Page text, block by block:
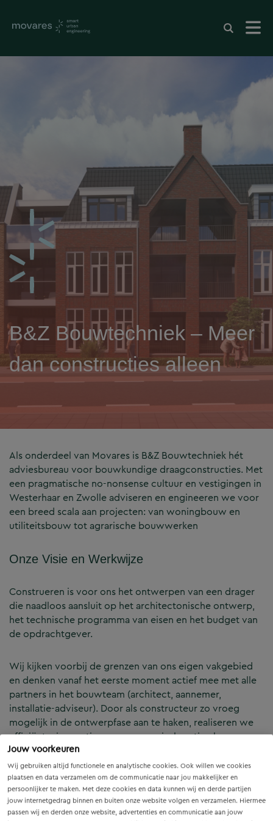
Jouw voorkeuren
Wij gebruiken altijd functionele en analytische cookies. Ook willen we cookies
plaatsen en data verzamelen om de communicatie naar jou makkelijker en
persoonlijker te maken. Met deze cookies en data kunnen wij en derde partijen
jouw internetgedrag binnen en buiten onze website volgen en verzamelen. Hiermee
passen wij en derden onze website, advertenties en communicatie aan jouw
B&Z Bouwtechniek – Meer
dan constructies alleen
Als onderdeel van Movares is B&Z Bouwtechniek hét
adviesbureau voor bouwkundige draagconstructies. Met
een pragmatische no-nonsense cultuur en vestigingen in
Westerhaar en Zwolle adviseren en engineeren we voor
een breed scala aan projecten: van woningbouw en
utiliteitsbouw tot agrarische bouwwerken
Onze Visie en Werkwijze
Construeren is voor ons het ontwerpen van een drager
die naadloos aansluit op het architectonische ontwerp,
het technische programma van eisen en het budget van
de opdrachtgever.
Wij kijken voorbij de grenzen van ons eigen vakgebied
en denken vanaf het eerste moment actief mee met alle
partners in het bouwteam (architect, aannemer,
installatie-adviseur). Door als constructeur zo vroeg
mogelijk in de ontwerpfase aan te haken, realiseren we
efficiënte, innovatieve en economisch optimale
constructies — voor zowel nieuwbouw als renovatie.
Onze Expertises en Activiteiten
B&Z Bouwtechniek verzorgt het volledige constructieve